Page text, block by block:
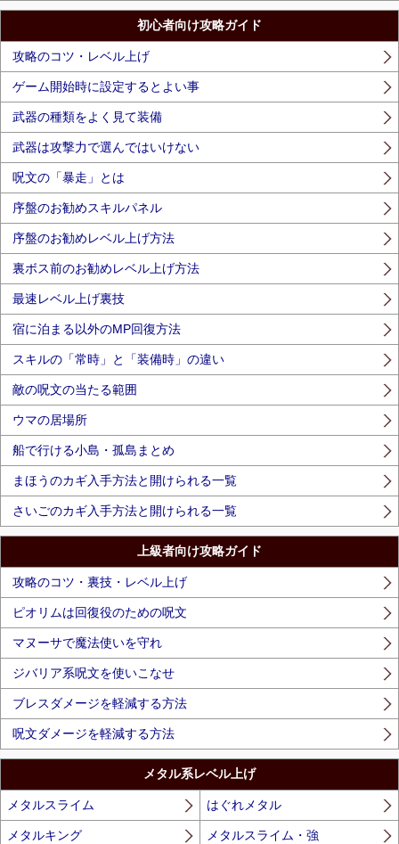
初心者向け攻略ガイド
攻略のコツ・レベル上げ
ゲーム開始時に設定するとよい事
武器の種類をよく見て装備
武器は攻撃力で選んではいけない
呪文の「暴走」とは
序盤のお勧めスキルパネル
序盤のお勧めレベル上げ方法
裏ボス前のお勧めレベル上げ方法
最速レベル上げ裏技
宿に泊まる以外のMP回復方法
スキルの「常時」と「装備時」の違い
敵の呪文の当たる範囲
ウマの居場所
船で行ける小島・孤島まとめ
まほうのカギ入手方法と開けられる一覧
さいごのカギ入手方法と開けられる一覧
上級者向け攻略ガイド
攻略のコツ・裏技・レベル上げ
ピオリムは回復役のための呪文
マヌーサで魔法使いを守れ
ジバリア系呪文を使いこなせ
ブレスダメージを軽減する方法
呪文ダメージを軽減する方法
メタル系レベル上げ
メタルスライム はぐれメタル
メタルキング メタルスライム・強